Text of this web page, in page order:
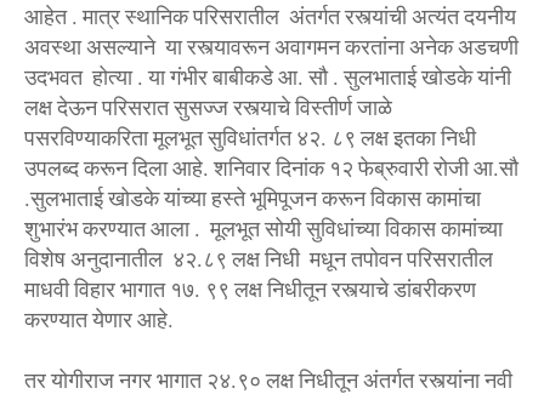
आहेत . मात्र स्थानिक परिसरातील अंतर्गत रस्त्यांची अत्यंत दयनीय
अवस्था असल्याने या रस्त्यावरून अवागमन करतांना अनेक अडचणी
उदभवत होत्या . या गंभीर बाबीकडे आ. सौ . सुलभाताई खोडके यांनी
लक्ष देऊन परिसरात सुसज्ज रस्त्याचे विस्तीर्ण जाळे
पसरविण्याकरिता मूलभूत सुविधांतर्गत ४२. ८९ लक्ष इतका निधी
उपलब्द करून दिला आहे. शनिवार दिनांक १२ फेब्रुवारी रोजी आ.सौ
.सुलभाताई खोडके यांच्या हस्ते भूमिपूजन करून विकास कामांचा
शुभारंभ करण्यात आला . मूलभूत सोयी सुविधांच्या विकास कामांच्या
विशेष अनुदानातील ४२.८९ लक्ष निधी मधून तपोवन परिसरातील
माधवी विहार भागात १७. ९९ लक्ष निधीतून रस्त्याचे डांबरीकरण
करण्यात येणार आहे.
तर योगीराज नगर भागात २४.९० लक्ष निधीतून अंतर्गत रस्त्यांना नवी